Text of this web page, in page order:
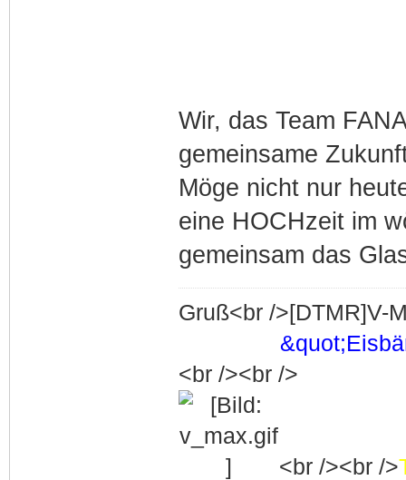
Wir, das Team
gemeinsame
Möge nicht nur
eine HOCHzeit im
gemeinsam das
Gruß<br />[DTMR]V-
<br /><br />
<br /><br />